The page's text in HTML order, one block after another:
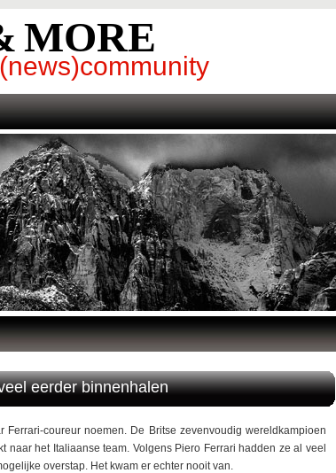
MORE
eerder binnenhalen
coureur noemen. De Britse zevenvoudig wereldkampioen
naar het Italiaanse team. Volgens Piero Ferrari hadden ze al veel
overstap. Het kwam er echter nooit van.